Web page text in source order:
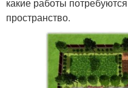
пространство.